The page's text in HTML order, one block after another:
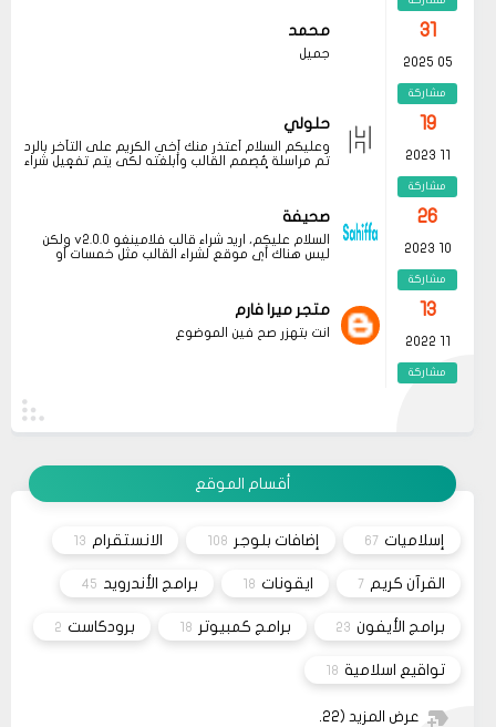
listede yer alan kitaplar, hem kişisel gelişimimize
katkı sağlar hem de farklı bakış açıları
önerilere göz atmak, kendimize yatırım
yapmanın en güzel yollarından biridir.
31
05 2025
مشاركة
محمد
جميل
19
11 2023
مشاركة
حلولي
وعليكم السلام أعتذر منك أخي الكريم على التأخر بالرد
تم مراسلة مُصمم القالب وأبلغته لكي يتم تفعيل شراء
26
10 2023
مشاركة
صحيفة
السلام عليكم، اريد شراء قالب فلامينغو v2.0.0 ولكن
ليس هناك أي موقع لشراء القالب مثل خمسات أو
13
11 2022
مشاركة
متجر ميرا فارم
انت بتهزر صح فين الموضوع
مشاركة
أو عمل إعادة ضبط المصنع
قم بتجربة تحديث الطابعه
أقسام الموقع
إسلاميات 67 إضافات بلوجر 108 الانستقرام 13
القرآن كريم 7 ايقونات 18 برامج الأندرويد 45
برامج الأيفون 23 برامج كمبيوتر 18 برودكاست 2
تواقيع اسلامية 18
عرض المزيد (22)